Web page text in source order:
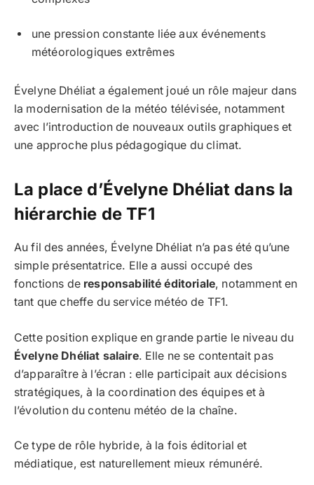
une pression constante liée aux événements
météorologiques extrêmes
Évelyne Dhéliat a également joué un rôle majeur dans
la modernisation de la météo télévisée, notamment
avec l’introduction de nouveaux outils graphiques et
une approche plus pédagogique du climat.
La place d’Évelyne Dhéliat dans la
hiérarchie de TF1
Au fil des années, Évelyne Dhéliat n’a pas été qu’une
simple présentatrice. Elle a aussi occupé des
fonctions de responsabilité éditoriale, notamment en
tant que cheffe du service météo de TF1.
Cette position explique en grande partie le niveau du
Évelyne Dhéliat salaire. Elle ne se contentait pas
d’apparaître à l’écran : elle participait aux décisions
stratégiques, à la coordination des équipes et à
l’évolution du contenu météo de la chaîne.
Ce type de rôle hybride, à la fois éditorial et
médiatique, est naturellement mieux rémunéré.